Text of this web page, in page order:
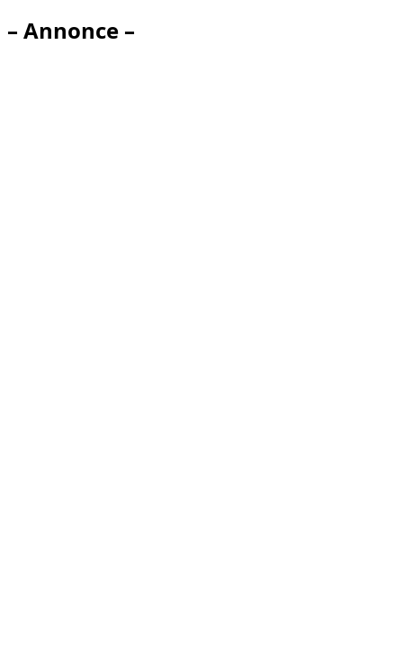
– Annonce –